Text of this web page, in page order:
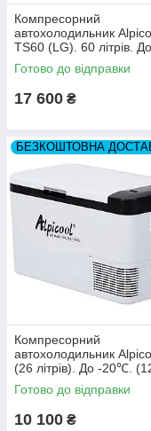
Компресорний
автохолодильник
TS60 (LG). 60 літрів. До
-20℃. (12, 24, 220
Готово до відправки
17 600 ₴
БЕЗКОШТОВНА
Компресорний
автохолодильник
(26 літрів). До -20℃.
220 вольт)
Готово до відправки
10 100 ₴